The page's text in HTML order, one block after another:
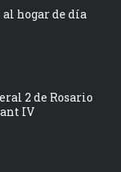
hogar de día
2 de Rosario
IV